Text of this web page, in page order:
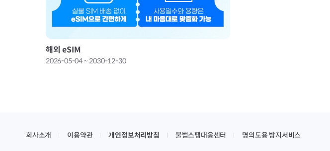
해외 eSIM
2026-05-04 ~ 2030-12-30
회사소개 이용약관 개인정보처리방침 불법스팸대응센터 명의도용 방지서비스